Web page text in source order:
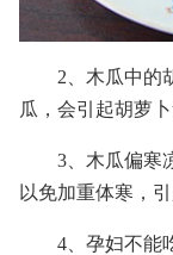
2、木瓜中的
瓜，会引起胡萝
3、木瓜偏寒
以免加重体寒，
4、孕妇不能